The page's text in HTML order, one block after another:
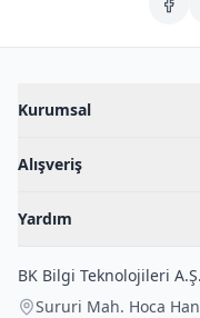
Kurumsal
Blog
İç Giyim Rehberi
Alışveriş
Fantazi İç Giyim
Çocuk İç Giyim
Yardım
İade Politikası
BK Bilgi Teknolojileri A.Ş.
Sururi Mah. Hoca